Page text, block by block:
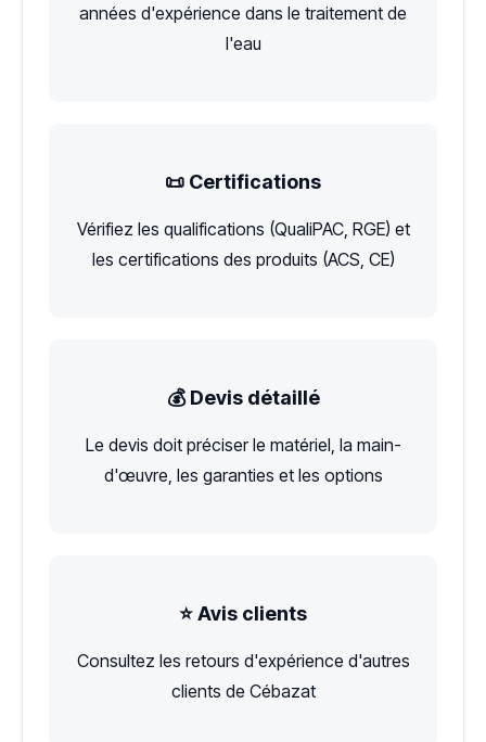
années d'expérience dans le traitement de
l'eau
📜 Certifications
Vérifiez les qualifications (QualiPAC, RGE) et
les certifications des produits (ACS, CE)
💰 Devis détaillé
Le devis doit préciser le matériel, la main-
d'œuvre, les garanties et les options
⭐ Avis clients
Consultez les retours d'expérience d'autres
clients de Cébazat